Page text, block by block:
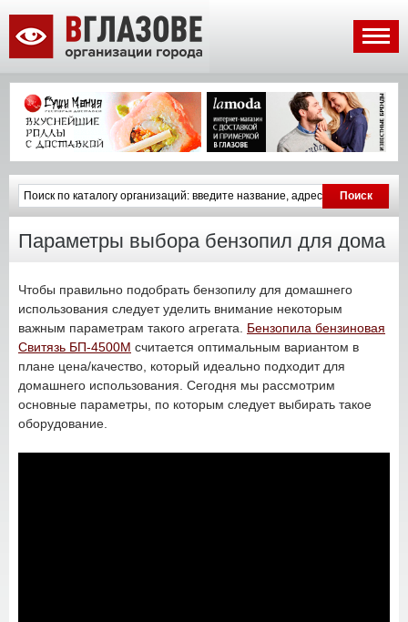
Параметры выбора бензопил для дома
Чтобы правильно подобрать бензопилу для домашнего
использования следует уделить внимание некоторым
важным параметрам такого агрегата. Бензопила бензиновая
Свитязь БП-4500М считается оптимальным вариантом в
плане цена/качество, который идеально подходит для
домашнего использования. Сегодня мы рассмотрим
основные параметры, по которым следует выбирать такое
оборудование.